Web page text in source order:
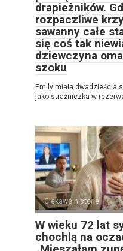
drapieżników.
rozpaczliwe
sawanny całe
się coś tak
dziewczyna
szoku
Emily miała dwadzieścia
jako strażniczka w
Ciekawe historie
W wieku 72 lat
chochlą na